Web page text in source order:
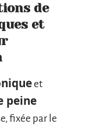
de
et
et
peine
fixée par le